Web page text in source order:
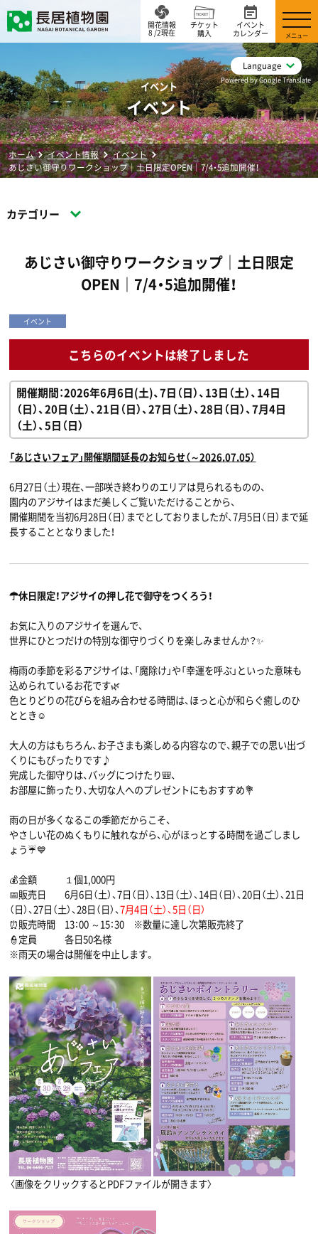
Language
Powered by Google Translate
開花情報
8 /2現在
チケット
購入
イベント
カレンダー
メニュー
イベント
イベント
ホーム イベント情報
イベント
あじさい御守りワークショップ｜土日限定OPEN｜7/4・5追加開催！
カテゴリー
あじさい御守りワークショップ｜土日限定
OPEN｜7/4・5追加開催！
イベント
こちらのイベントは終了しました
開催期間：2026年6月6日(土)、7日（日）、13日（土）、14日
（日）、20日（土）、21日（日）、27日（土）、28日（日）、7月4日
（土）、5日（日）
「あじさいフェア」開催期間延長のお知らせ（～2026.07.05）
6月27日（土）現在、一部咲き終わりのエリアは見られるものの、
園内のアジサイはまだ美しくご覧いただけることから、
開催期間を当初6月28日（日）までとしておりましたが、7月5日（日）まで延
長することとなりました！
☂休日限定！アジサイの押し花で御守をつくろう！
お気に入りのアジサイを選んで、
世界にひとつだけの特別な御守りづくりを楽しみませんか？✨
梅雨の季節を彩るアジサイは、「魔除け」や「幸運を呼ぶ」といった意味も
込められているお花です🌿
色とりどりの花びらを組み合わせる時間は、ほっと心が和らぐ癒しのひ
ととき☺️
大人の方はもちろん、お子さまも楽しめる内容なので、親子での思い出づ
くりにもぴったりです♪
完成した御守りは、バッグにつけたり🎒、
お部屋に飾ったり、大切な人へのプレゼントにもおすすめ💐
雨の日が多くなるこの季節だからこそ、
やさしい花のぬくもりに触れながら、心がほっとする時間を過ごしまし
ょう☔️💙
💰金額 １個1,000円
📅販売日 6月6日（土）、7日（日）、13日（土）、14日（日）、20日（土）、21日
（日）、27日（土）、28日（日）、7月4日（土）、5日（日）
⏰販売時間 13：00 ～15：30 ※数量に達し次第販売終了
👮定員 各日50名様
※雨天の場合は開催を中止します。
〈画像をクリックするとPDFファイルが開きます〉